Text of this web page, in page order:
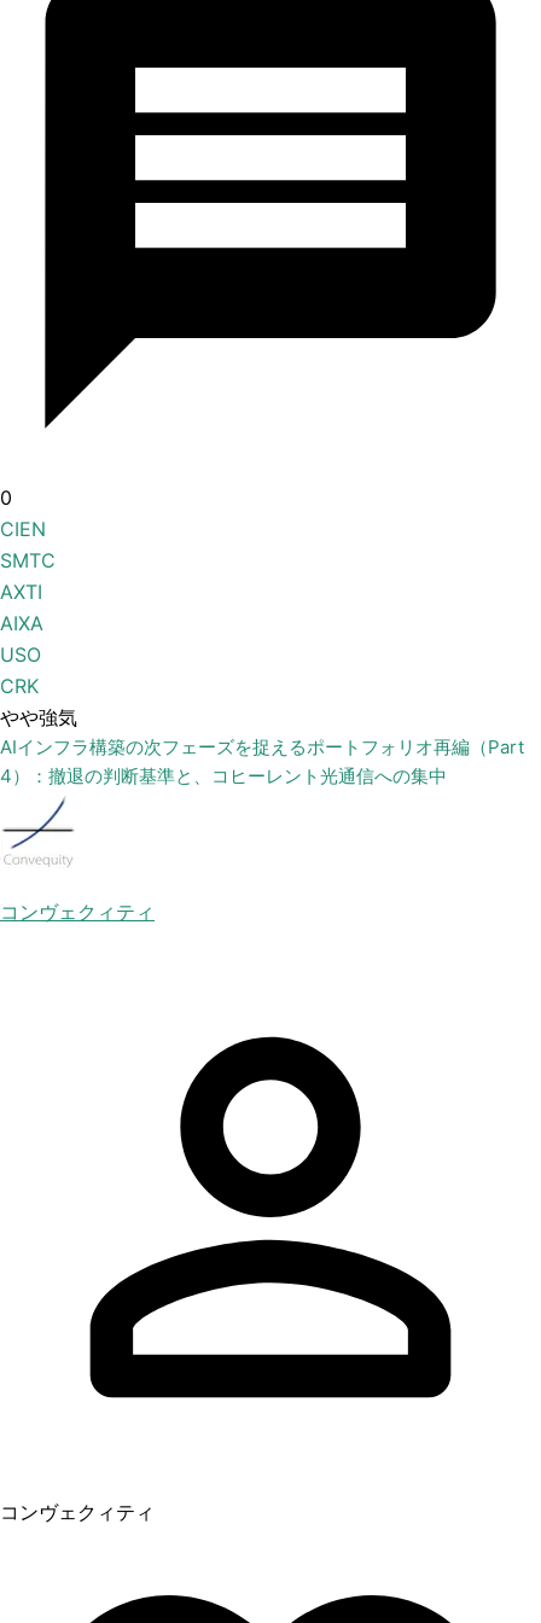
0
CIEN
SMTC
AXTI
AIXA
USO
CRK
やや強気
AIインフラ構築の次フェーズを捉えるポートフォリオ再編（Part
4）：撤退の判断基準と、コヒーレント光通信への集中
コンヴェクィティ
コンヴェクィティ